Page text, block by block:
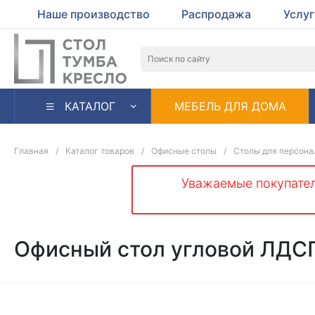
Наше производство Распродажа
КАТАЛОГ МЕБЕЛЬ ДЛЯ ДОМА
Главная / Каталог товаров / Офисные столы / Столы для
Уважаемые
Офисный стол угловой